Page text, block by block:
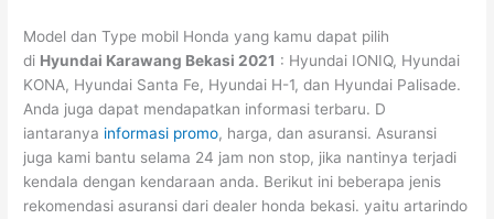
Model dan Type mobil Honda yang kamu dapat pilih
di Hyundai Karawang Bekasi 2021 : Hyundai IONIQ, Hyundai
KONA, Hyundai Santa Fe, Hyundai H-1, dan Hyundai Palisade.
Anda juga dapat mendapatkan informasi terbaru. D
iantaranya informasi promo, harga, dan asuransi. Asuransi
juga kami bantu selama 24 jam non stop, jika nantinya terjadi
kendala dengan kendaraan anda. Berikut ini beberapa jenis
rekomendasi asuransi dari dealer honda bekasi. yaitu artarindo